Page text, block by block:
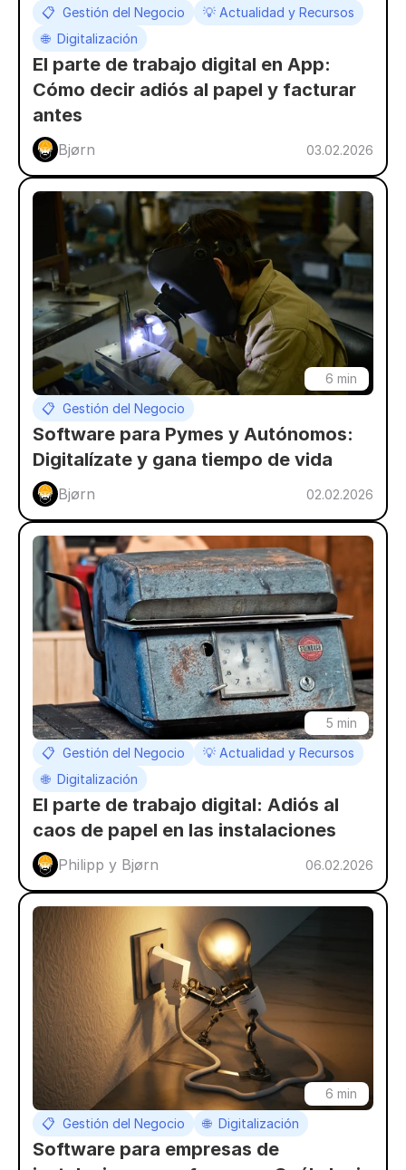
📋  Gestión del Negocio
💡 Actualidad y Recursos
🌐  Digitalización
El parte de trabajo digital en App:
Cómo decir adiós al papel y facturar
antes
Bjørn 03.02.2026
6 min
📋  Gestión del Negocio
Software para Pymes y Autónomos:
Digitalízate y gana tiempo de vida
Bjørn 02.02.2026
5 min
📋  Gestión del Negocio
💡 Actualidad y Recursos
🌐  Digitalización
El parte de trabajo digital: Adiós al
caos de papel en las instalaciones
Philipp y Bjørn 06.02.2026
6 min
📋  Gestión del Negocio
🌐  Digitalización
Software para empresas de